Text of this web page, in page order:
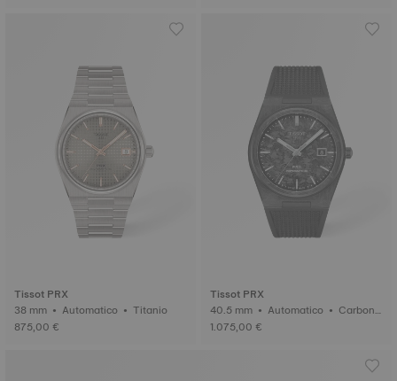
Tissot PRX
38 mm • Automatico • Titanio
875,00 €
Tissot PRX
40.5 mm • Automatico • Carboni
o forgiato
1.075,00 €